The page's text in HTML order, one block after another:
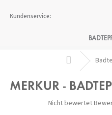
Inhalt
Startseite
MERKUR -
Die
durchschnittliche
Nicht bewertet